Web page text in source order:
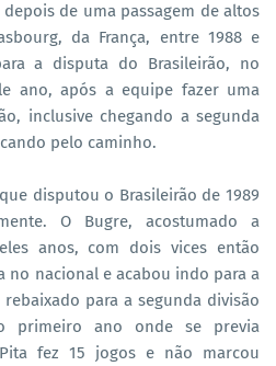
de uma passagem de altos
da França, entre 1988 e
a disputa do Brasileirão, no
ano, após a equipe fazer uma
inclusive chegando a segunda
pelo caminho.
disputou o Brasileirão de 1989
O Bugre, acostumado a
anos, com dois vices então
no nacional e acabou indo para a
para a segunda divisão
primeiro ano onde se previa
fez 15 jogos e não marcou